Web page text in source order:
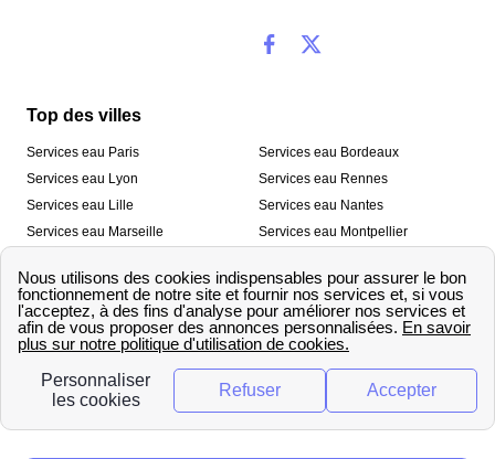
Top des villes
Services eau Paris
Services eau Lyon
Services eau Lille
Services eau Marseille
Services eau Toulon
Services eau Bordeaux
Services eau Rennes
Services eau Nantes
Services eau Montpellier
Services eau Strasbourg
Nos outils
🛁 Simulateur consommation eau
💧 Comparer les fournisseurs
d’eau